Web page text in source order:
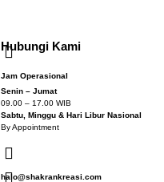
Hubungi Kami
Jam Operasional
Senin – Jumat
09.00 – 17.00 WIB
Sabtu, Minggu & Hari Libur Nasional
By Appointment
halo@shakrankreasi.com